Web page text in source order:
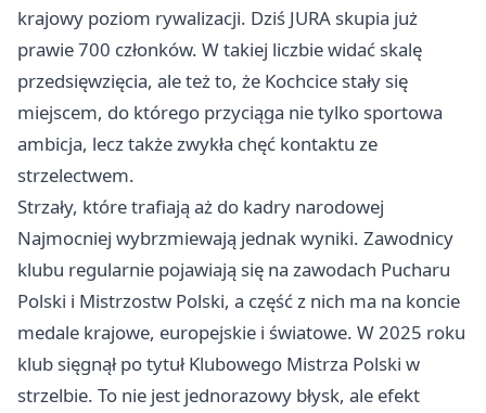
krajowy poziom rywalizacji. Dziś JURA skupia już
prawie 700 członków. W takiej liczbie widać skalę
przedsięwzięcia, ale też to, że Kochcice stały się
miejscem, do którego przyciąga nie tylko sportowa
ambicja, lecz także zwykła chęć kontaktu ze
strzelectwem.
Strzały, które trafiają aż do kadry narodowej
Najmocniej wybrzmiewają jednak wyniki. Zawodnicy
klubu regularnie pojawiają się na zawodach Pucharu
Polski i Mistrzostw Polski, a część z nich ma na koncie
medale krajowe, europejskie i światowe. W 2025 roku
klub sięgnął po tytuł Klubowego Mistrza Polski w
strzelbie. To nie jest jednorazowy błysk, ale efekt